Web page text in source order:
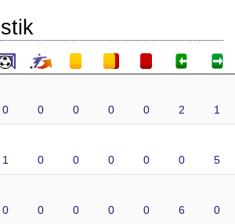
0 0 0 0 0 2 1
1 0 0 0 0 0 5
0 0 0 0 0 6 0